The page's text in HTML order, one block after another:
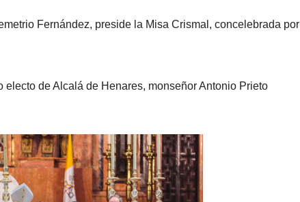
Fernández, preside la Misa Crismal, concelebrada por
de Alcalá de Henares, monseñor Antonio Prieto